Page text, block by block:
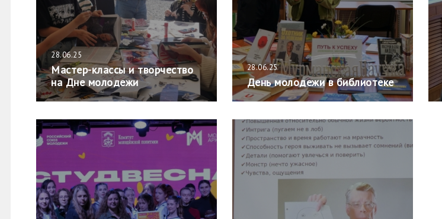
28.06.25
Мастер-классы и творчество
на Дне молодежи
28.06.25
День молодежи в библиотеке